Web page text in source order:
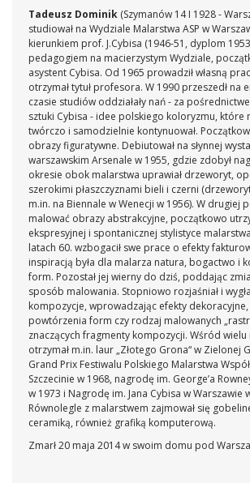
Tadeusz Dominik (Szymanów 14 I 1928 -
studiował na Wydziale Malarstwa ASP w
kierunkiem prof. J.Cybisa (1946-51, dyplom
pedagogiem na macierzystym Wydziale,
asystent Cybisa. Od 1965 prowadził własną
otrzymał tytuł profesora. W 1990 przeszedł na
czasie studiów oddziałały nań - za
sztuki Cybisa - idee polskiego koloryzmu, które
twórczo i samodzielnie kontynuował.
obrazy figuratywne. Debiutował na słynnej
warszawskim Arsenale w 1955, gdzie zdobył
okresie obok malarstwa uprawiał drzeworyt,
szerokimi płaszczyznami bieli i czerni
m.in. na Biennale w Wenecji w 1956). W drugiej
malować obrazy abstrakcyjne, początkowo
ekspresyjnej i spontanicznej stylistyce
latach 60. wzbogacił swe prace o efekty
inspiracją była dla malarza natura, bogactwo i
form. Pozostał jej wierny do dziś, poddając
sposób malowania. Stopniowo rozjaśniał i
kompozycje, wprowadzając efekty
powtórzenia form czy rodzaj malowanych
znaczących fragmenty kompozycji. Wśród
otrzymał m.in. laur „Złotego Grona“ w Zielonej
Grand Prix Festiwalu Polskiego Malarstwa
Szczecinie w 1968, nagrodę im. George’a
w 1973 i Nagrodę im. Jana Cybisa w Warszawie
Równolegle z malarstwem zajmował się
ceramiką, również grafiką komputerową.
Zmarł 20 maja 2014 w swoim domu pod